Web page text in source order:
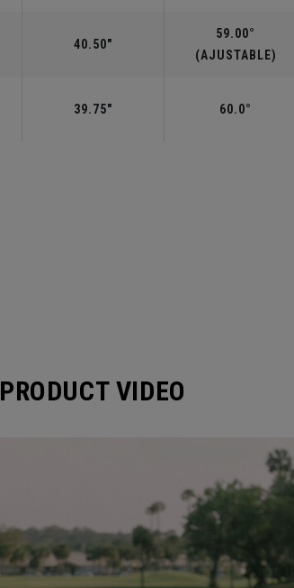
40.50"
59.00°
(AJUSTABLE)
39.75" 60.0°
PRODUCT VIDEO